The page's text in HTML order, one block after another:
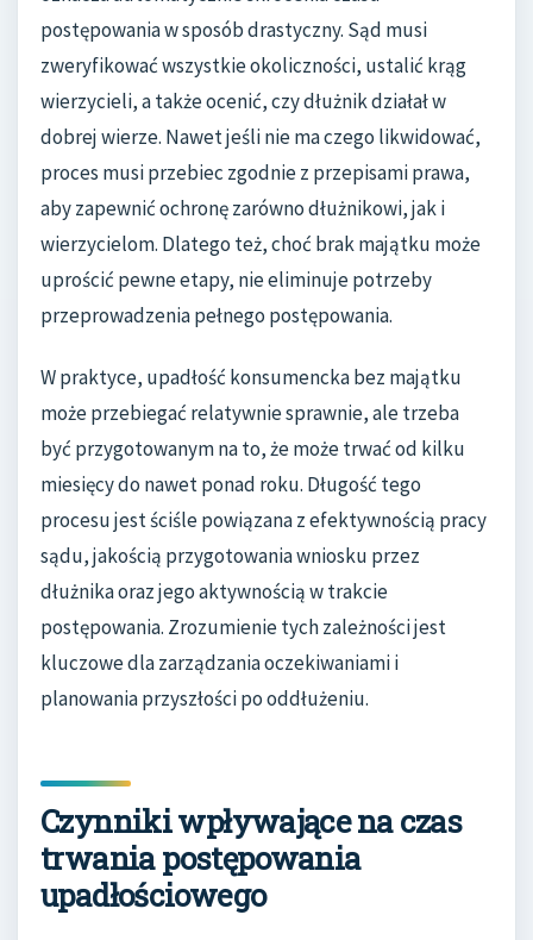
postępowania w sposób drastyczny. Sąd musi
zweryfikować wszystkie okoliczności, ustalić krąg
wierzycieli, a także ocenić, czy dłużnik działał w
dobrej wierze. Nawet jeśli nie ma czego likwidować,
proces musi przebiec zgodnie z przepisami prawa,
aby zapewnić ochronę zarówno dłużnikowi, jak i
wierzycielom. Dlatego też, choć brak majątku może
uprościć pewne etapy, nie eliminuje potrzeby
przeprowadzenia pełnego postępowania.
W praktyce, upadłość konsumencka bez majątku
może przebiegać relatywnie sprawnie, ale trzeba
być przygotowanym na to, że może trwać od kilku
miesięcy do nawet ponad roku. Długość tego
procesu jest ściśle powiązana z efektywnością pracy
sądu, jakością przygotowania wniosku przez
dłużnika oraz jego aktywnością w trakcie
postępowania. Zrozumienie tych zależności jest
kluczowe dla zarządzania oczekiwaniami i
planowania przyszłości po oddłużeniu.
Czynniki wpływające na czas
trwania postępowania
upadłościowego